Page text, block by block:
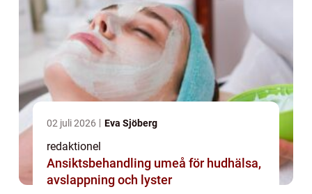
02 juli 2026 Eva Sjöberg
redaktionel
Ansiktsbehandling umeå för hudhälsa,
avslappning och lyster